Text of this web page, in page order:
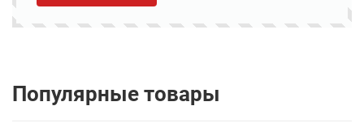
Популярные товары